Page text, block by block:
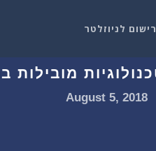
רישום לניוזלטר
August 5, 2018